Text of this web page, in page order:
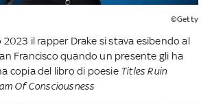
©Getty
2023 il rapper Drake si stava esibendo al
Francisco quando un presente gli ha
copia del libro di poesie Titles Ruin
Of Consciousness